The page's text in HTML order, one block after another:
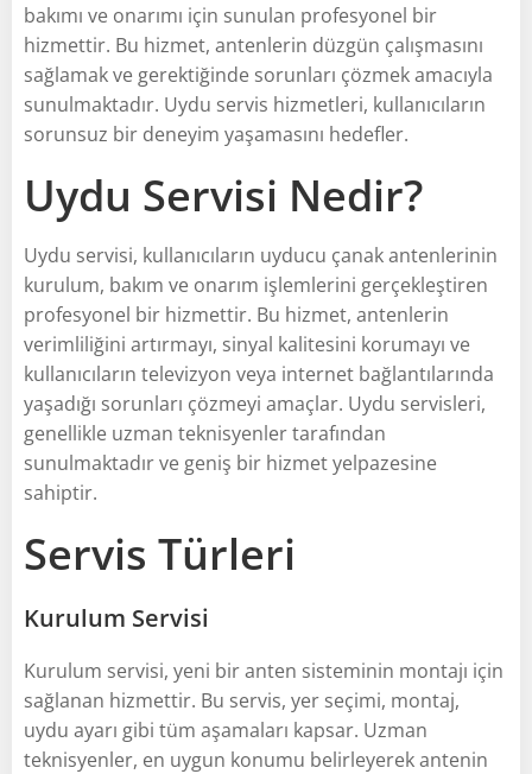
bakımı ve onarımı için sunulan profesyonel bir
hizmettir. Bu hizmet, antenlerin düzgün çalışmasını
sağlamak ve gerektiğinde sorunları çözmek amacıyla
sunulmaktadır. Uydu servis hizmetleri, kullanıcıların
sorunsuz bir deneyim yaşamasını hedefler.
Uydu Servisi Nedir?
Uydu servisi, kullanıcıların uyducu çanak antenlerinin
kurulum, bakım ve onarım işlemlerini gerçekleştiren
profesyonel bir hizmettir. Bu hizmet, antenlerin
verimliliğini artırmayı, sinyal kalitesini korumayı ve
kullanıcıların televizyon veya internet bağlantılarında
yaşadığı sorunları çözmeyi amaçlar. Uydu servisleri,
genellikle uzman teknisyenler tarafından
sunulmaktadır ve geniş bir hizmet yelpazesine
sahiptir.
Servis Türleri
Kurulum Servisi
Kurulum servisi, yeni bir anten sisteminin montajı için
sağlanan hizmettir. Bu servis, yer seçimi, montaj,
uydu ayarı gibi tüm aşamaları kapsar. Uzman
teknisyenler, en uygun konumu belirleyerek antenin